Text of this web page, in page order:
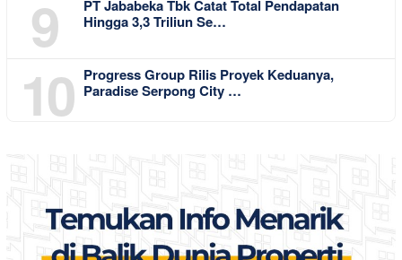
9
PT Jababeka Tbk Catat Total Pendapatan
Hingga 3,3 Triliun Se…
10
Progress Group Rilis Proyek Keduanya,
Paradise Serpong City …